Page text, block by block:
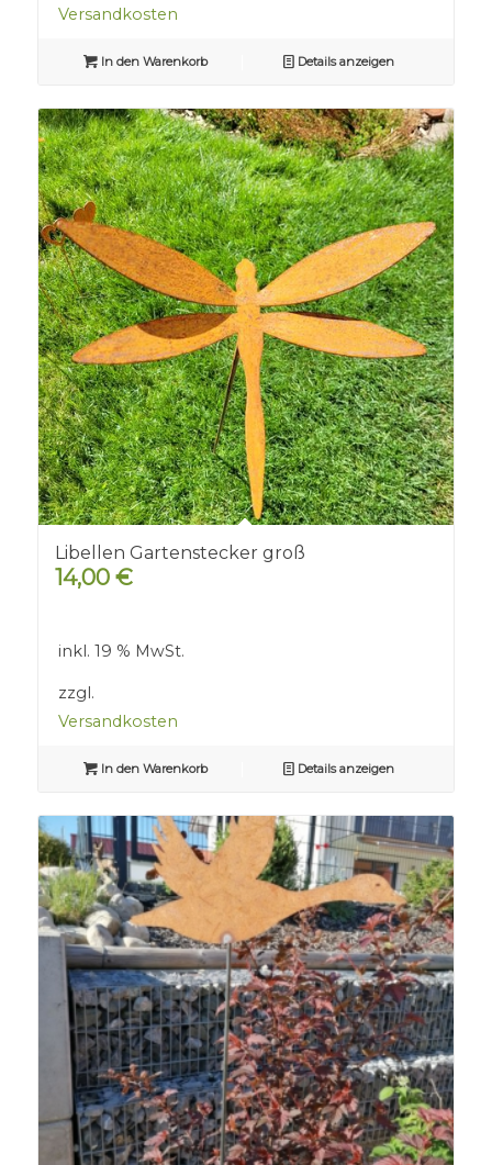
Versandkosten
In den Warenkorb Details anzeigen
Libellen Gartenstecker groß
14,00 €
inkl. 19 % MwSt.
zzgl.
Versandkosten
In den Warenkorb Details anzeigen